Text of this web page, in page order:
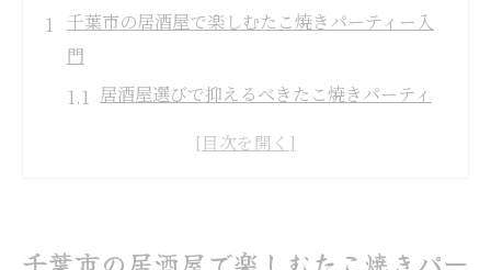
千葉市の居酒屋で楽しむたこ焼きパーティー入
門
居酒屋選びで抑えるべきたこ焼きパーティ